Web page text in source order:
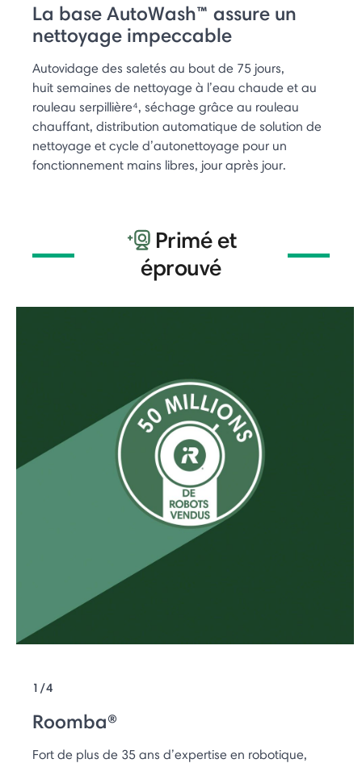
La base AutoWash™ assure un
nettoyage impeccable
Autovidage des saletés au bout de 75 jours,
huit semaines de nettoyage à l’eau chaude et au
rouleau serpillière⁴, séchage grâce au rouleau
chauffant, distribution automatique de solution de
nettoyage et cycle d’autonettoyage pour un
fonctionnement mains libres, jour après jour.
Primé et
éprouvé
1/4
Roomba®
Fort de plus de 35 ans d’expertise en robotique,